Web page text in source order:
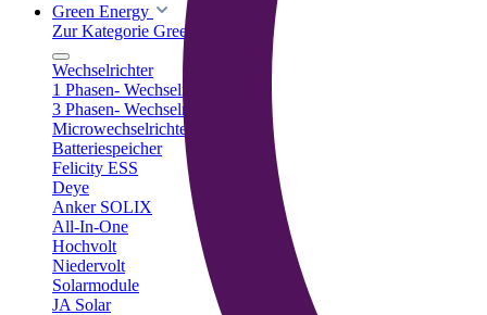
Green Energy
Zur Kategorie Green Energy
Wechselrichter
1 Phasen- Wechselrichter
3 Phasen- Wechselrichter
Microwechselrichter
Batteriespeicher
Felicity ESS
Deye
Anker SOLIX
All-In-One
Hochvolt
Niedervolt
Solarmodule
JA Solar